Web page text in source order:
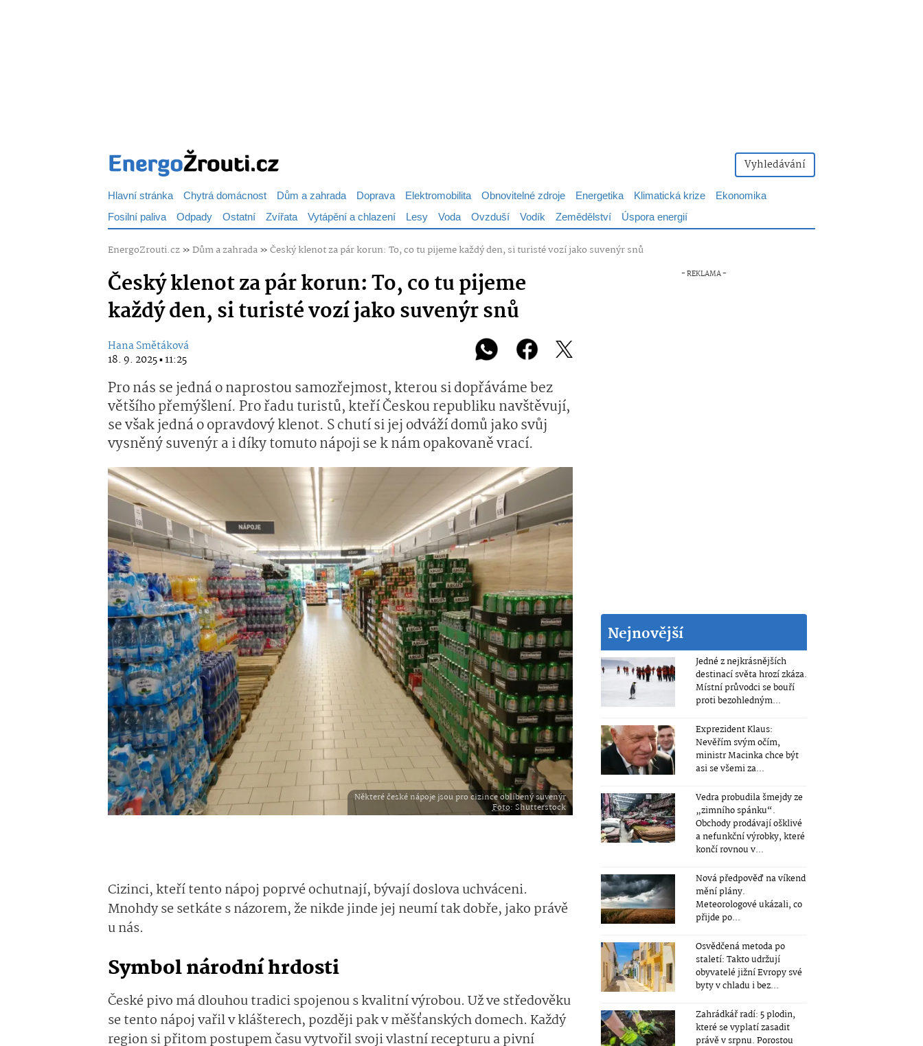
Vyhledávání
Hlavní stránka Chytrá domácnost Dům a zahrada Doprava Elektromobilita Obnovitelné zdroje Energetika Klimatická krize
Ekonomika
Fosilní paliva Odpady Ostatní Zvířata Vytápění a chlazení Lesy Voda Ovzduší Vodík Zemědělství Úspora energií
EnergoZrouti.cz»Dům a zahrada»Český klenot za pár korun: To, co tu pijeme každý den, si turisté vozí jako suvenýr snů
Český klenot za pár korun: To, co tu pijeme
každý den, si turisté vozí jako suvenýr snů
Hana Smětáková
18. 9. 2025 ▪ 11:25
Pro nás se jedná o naprostou samozřejmost, kterou si dopřáváme bez
většího přemýšlení. Pro řadu turistů, kteří Českou republiku navštěvují,
se však jedná o opravdový klenot. S chutí si jej odváží domů jako svůj
vysněný suvenýr a i díky tomuto nápoji se k nám opakovaně vrací.
Některé české nápoje jsou pro cizince oblíbený suvenýr
Foto: Shutterstock
Cizinci, kteří tento nápoj poprvé ochutnají, bývají doslova uchváceni.
Mnohdy se setkáte s názorem, že nikde jinde jej neumí tak dobře, jako právě
u nás.
Symbol národní hrdosti
České pivo má dlouhou tradici spojenou s kvalitní výrobou. Už ve středověku
se tento nápoj vařil v klášterech, později pak v měšťanských domech. Každý
region si přitom postupem času vytvořil svoji vlastní recepturu a pivní
Nejnovější
Jedné z nejkrásnějších
destinací světa hrozí zkáza.
Místní průvodci se bouří
proti bezohledným...
Exprezident Klaus:
Nevěřím svým očím,
ministr Macinka chce být
asi se všemi za...
Vedra probudila šmejdy ze
„zimního spánku“.
Obchody prodávají ošklivé
a nefunkční výrobky, které
končí rovnou v...
Nová předpověď na víkend
mění plány.
Meteorologové ukázali, co
přijde po...
Osvědčená metoda po
staletí: Takto udržují
obyvatelé jižní Evropy své
byty v chladu i bez...
Zahrádkář radí: 5 plodin,
které se vyplatí zasadit
právě v srpnu. Porostou